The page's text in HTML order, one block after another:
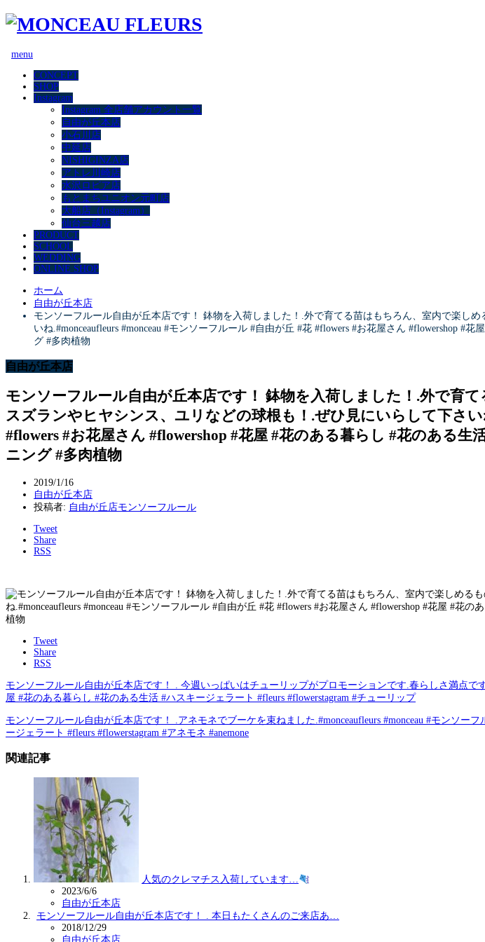
menu
CONCEPT
SHOP
Instagram
Instagram 全店舗アカウント一覧
自由が丘本店
小石川店
中延店
NISHIGINZA店
アトレ川崎店
水沢ロピア店
もとまちユニオン元町店
大船店（Instagram）
仙台三越店
PRODUCT
SCHOOL
WEDDING
ONLINE SHOP
ホーム
自由が丘本店
モンソーフルール自由が丘本店です！ 鉢物を入荷しました！.外で育てる苗はもちろん、室内で楽し
いね.#monceaufleurs #monceau #モンソーフルール #自由が丘 #花 #flowers #お花屋さん #flowershop #
グ #多肉植物
自由が丘本店
モンソーフルール自由が丘本店です！ 鉢物を入荷しました！.外で育
スズランやヒヤシンス、ユリなどの球根も！.ぜひ見にいらして下さ
#flowers #お花屋さん #flowershop #花屋 #花のある暮らし #花のある
ニング #多肉植物
2019/1/16
自由が丘本店
投稿者: 自由が丘店モンソーフルール
Tweet
Share
RSS
Tweet
Share
RSS
モンソーフルール自由が丘本店です！ . 今週いっぱいはチューリップがプロモーションです.春らしさ満点で
屋 #花のある暮らし #花のある生活 #ハスキージェラート #fleurs #flowerstagram #チューリップ
モンソーフルール自由が丘本店です！ .アネモネでブーケを束ねました.#monceaufleurs #monceau #モンソ
ージェラート #fleurs #flowerstagram #アネモネ #anemone
関連記事
人気のクレマチス入荷しています…
2023/6/6
自由が丘本店
モンソーフルール自由が丘本店です！ . 本日もたくさんのご来店あ…
2018/12/29
自由が丘本店